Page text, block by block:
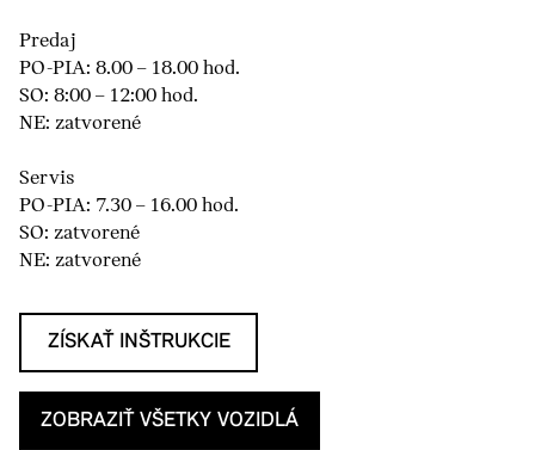
Predaj
PO-PIA: 8.00 – 18.00 hod.
SO: 8:00 – 12:00 hod.
NE: zatvorené
Servis
PO-PIA: 7.30 – 16.00 hod.
SO: zatvorené
NE: zatvorené
ZÍSKAŤ INŠTRUKCIE
ZOBRAZIŤ VŠETKY VOZIDLÁ